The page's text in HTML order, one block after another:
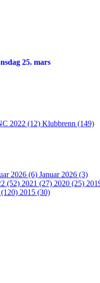
25. mars
2022 (12) Klubbrenn (149)
2026 (6) Januar 2026 (3)
(52) 2021 (27) 2020 (25)
2015 (30)